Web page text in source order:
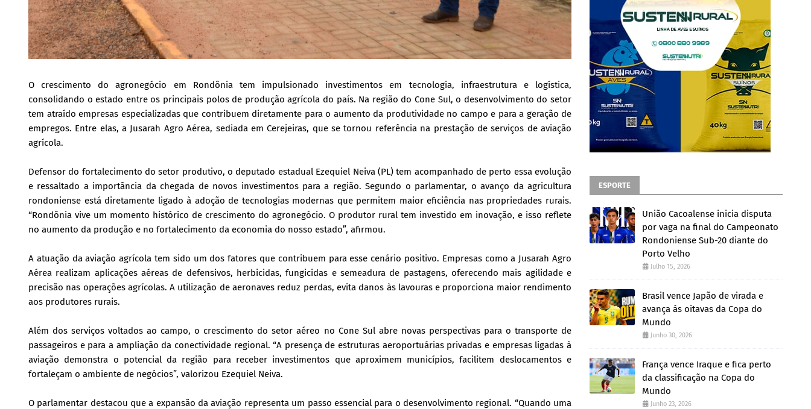
O crescimento do agronegócio em Rondônia tem impulsionado investimentos em tecnologia, infraestrutura e logística,
consolidando o estado entre os principais polos de produção agrícola do país. Na região do Cone Sul, o desenvolvimento do setor
tem atraído empresas especializadas que contribuem diretamente para o aumento da produtividade no campo e para a geração de
empregos. Entre elas, a Jusarah Agro Aérea, sediada em Cerejeiras, que se tornou referência na prestação de serviços de aviação
agrícola.
Defensor do fortalecimento do setor produtivo, o deputado estadual Ezequiel Neiva (PL) tem acompanhado de perto essa evolução
e ressaltado a importância da chegada de novos investimentos para a região. Segundo o parlamentar, o avanço da agricultura
rondoniense está diretamente ligado à adoção de tecnologias modernas que permitem maior eficiência nas propriedades rurais.
“Rondônia vive um momento histórico de crescimento do agronegócio. O produtor rural tem investido em inovação, e isso reflete
no aumento da produção e no fortalecimento da economia do nosso estado”, afirmou.
A atuação da aviação agrícola tem sido um dos fatores que contribuem para esse cenário positivo. Empresas como a Jusarah Agro
Aérea realizam aplicações aéreas de defensivos, herbicidas, fungicidas e semeadura de pastagens, oferecendo mais agilidade e
precisão nas operações agrícolas. A utilização de aeronaves reduz perdas, evita danos às lavouras e proporciona maior rendimento
aos produtores rurais.
Além dos serviços voltados ao campo, o crescimento do setor aéreo no Cone Sul abre novas perspectivas para o transporte de
passageiros e para a ampliação da conectividade regional. “A presença de estruturas aeroportuárias privadas e empresas ligadas à
aviação demonstra o potencial da região para receber investimentos que aproximem municípios, facilitem deslocamentos e
fortaleçam o ambiente de negócios”, valorizou Ezequiel Neiva.
O parlamentar destacou que a expansão da aviação representa um passo essencial para o desenvolvimento regional. “Quando uma
ESPORTE
União Cacoalense inicia disputa
por vaga na final do Campeonato
Rondoniense Sub-20 diante do
Porto Velho
Julho 15, 2026
Brasil vence Japão de virada e
avança às oitavas da Copa do
Mundo
Junho 30, 2026
França vence Iraque e fica perto
da classificação na Copa do
Mundo
Junho 23, 2026